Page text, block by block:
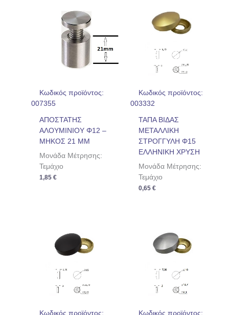
Κωδικός προϊόντος:
007355
ΑΠΟΣΤΑΤΗΣ
ΑΛΟΥΜΙΝΙΟΥ Φ12 –
ΜΗΚΟΣ 21 ΜΜ
Μονάδα Μέτρησης:
Τεμάχιο
1,85€
Κωδικός προϊόντος:
003332
ΤΑΠΑ ΒΙΔΑΣ
ΜΕΤΑΛΛΙΚΗ
ΣΤΡΟΓΓΥΛΗ Φ15
ΕΛΛΗΝΙΚΗ ΧΡΥΣΗ
Μονάδα Μέτρησης:
Τεμάχιο
0,65 €
Κωδικός προϊόντος:
Κωδικός προϊόντος: